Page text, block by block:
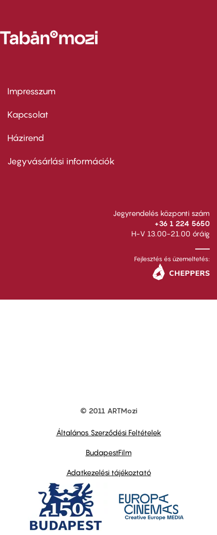
Footer
first
Impresszum
Kapcsolat
Footer
second
Házirend
Jegyvásárlási információk
Jegyrendelés központi szám
+36 1 224 5650
H-V 13.00-21.00 óráig
Fejlesztés és üzemeltetés:
© 2011 ARTMozi
Általános Szerződési Feltételek
BudapestFilm
Adatkezelési tájékoztató